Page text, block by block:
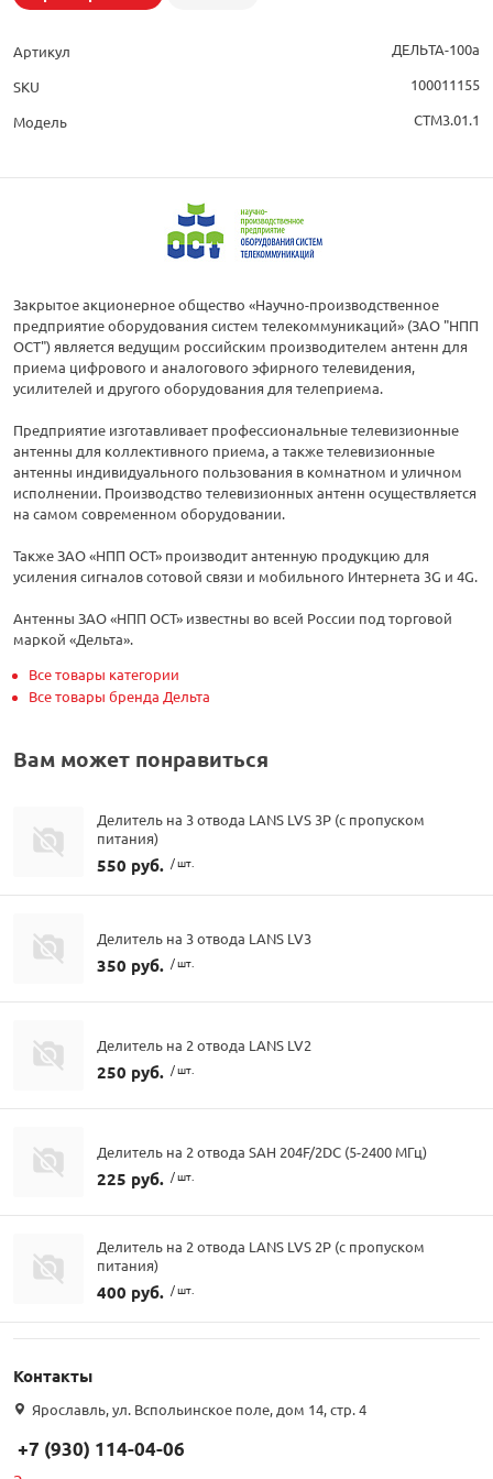
Артикул
ДЕЛЬТА-100а
SKU
100011155
Модель
СТМ3.01.1
Закрытое акционерное общество «Научно-производственное
предприятие оборудования систем телекоммуникаций» (ЗАО "НПП
ОСТ") является ведущим российским производителем антенн для
приема цифрового и аналогового эфирного телевидения,
усилителей и другого оборудования для телеприема.
Предприятие изготавливает профессиональные телевизионные
антенны для коллективного приема, а также телевизионные
антенны индивидуального пользования в комнатном и уличном
исполнении. Производство телевизионных антенн осуществляется
на самом современном оборудовании.
Также ЗАО «НПП ОСТ» производит антенную продукцию для
усиления сигналов сотовой связи и мобильного Интернета 3G и 4G.
Антенны ЗАО «НПП ОСТ» известны во всей России под торговой
маркой «Дельта».
Все товары категории
Все товары бренда Дельта
Вам может понравиться
Делитель на 3 отвода LANS LVS 3P (с пропуском
питания)
550 руб. / шт.
Делитель на 3 отвода LANS LV3
350 руб. / шт.
Делитель на 2 отвода LANS LV2
250 руб. / шт.
Делитель на 2 отвода SAH 204F/2DC (5-2400 МГц)
225 руб. / шт.
Делитель на 2 отвода LANS LVS 2P (с пропуском
питания)
400 руб. / шт.
Контакты
Ярославль, ул. Вспольинское поле, дом 14, стр. 4
+7 (930) 114-04-06